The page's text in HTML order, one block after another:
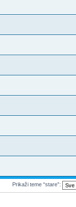
Prikaži teme “stare”: